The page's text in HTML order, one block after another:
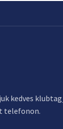
kedves
telefonon.